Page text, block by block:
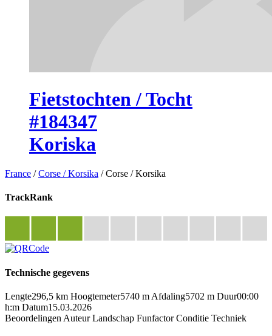
Fietstochten / Tocht
#184347
Koriska
France /Corse / Korsika /Corse / Korsika
TrackRank
Technische gegevens
Lengte296,5 km Hoogtemeter5740 m Afdaling5702 m Duur00:00
h:m Datum15.03.2026
Beoordelingen Auteur Landschap Funfactor Conditie Techniek